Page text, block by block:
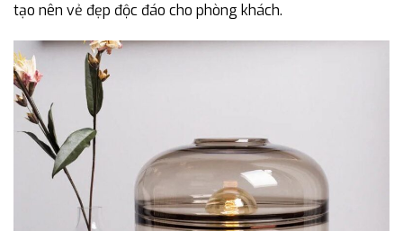
tạo nên vẻ đẹp độc đáo cho phòng khách.